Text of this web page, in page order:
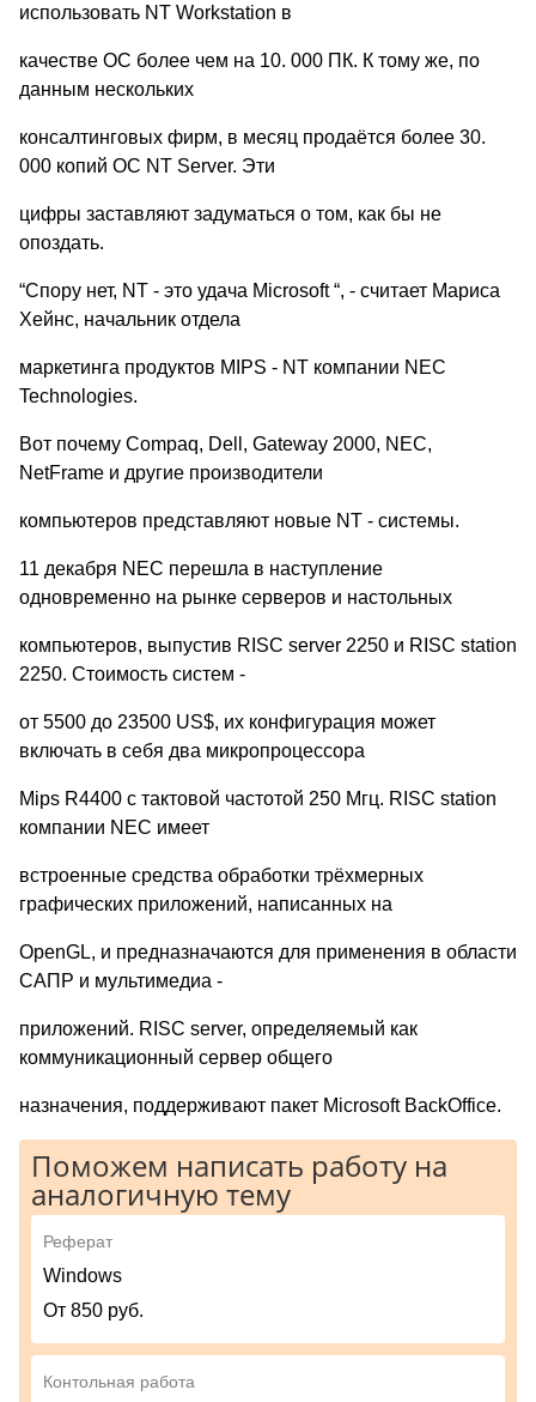
использовать NT Workstation в
качестве ОС более чем на 10. 000 ПК. К тому же, по
данным нескольких
консалтинговых фирм, в месяц продаётся более 30.
000 копий ОС NT Server. Эти
цифры заставляют задуматься о том, как бы не
опоздать.
“Спору нет, NT - это удача Microsoft “, - считает Мариса
Хейнс, начальник отдела
маркетинга продуктов MIPS - NT компании NEC
Technologies.
Вот почему Compaq, Dell, Gateway 2000, NEC,
NetFrame и другие производители
компьютеров представляют новые NT - системы.
11 декабря NEC перешла в наступление
одновременно на рынке серверов и настольных
компьютеров, выпустив RISC server 2250 и RISC station
2250. Стоимость систем -
от 5500 до 23500 US$, их конфигурация может
включать в себя два микропроцессора
Mips R4400 с тактовой частотой 250 Мгц. RISC station
компании NEC имеет
встроенные средства обработки трёхмерных
графических приложений, написанных на
OpenGL, и предназначаются для применения в области
САПР и мультимедиа -
приложений. RISC server, определяемый как
коммуникационный сервер общего
назначения, поддерживают пакет Microsoft BackOffice.
Поможем написать работу на
аналогичную тему
Реферат
Windows
От 850 руб.
Контольная работа